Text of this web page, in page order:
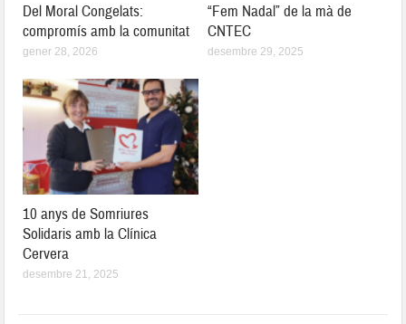
Del Moral Congelats:
compromís amb la comunitat
gener 28, 2026
“Fem Nadal” de la mà de
CNTEC
desembre 29, 2025
10 anys de Somriures
Solidaris amb la Clínica
Cervera
desembre 21, 2025